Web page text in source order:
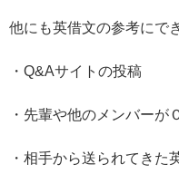
他にも英借文の参考にで
・Q&Aサイトの投稿
・先輩や他のメンバーが
・相手から送られてきた